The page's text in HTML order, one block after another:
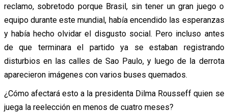
reclamo, sobretodo porque Brasil, sin tener un gran juego o
equipo durante este mundial, había encendido las esperanzas
y había hecho olvidar el disgusto social. Pero incluso antes
de que terminara el partido ya se estaban registrando
disturbios en las calles de Sao Paulo, y luego de la derrota
aparecieron imágenes con varios buses quemados.
¿Cómo afectará esto a la presidenta Dilma Rousseff quien se
juega la reelección en menos de cuatro meses?